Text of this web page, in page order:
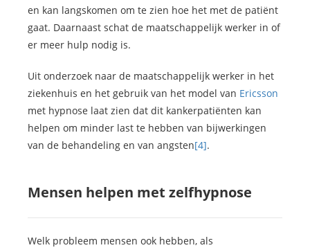
en kan langskomen om te zien hoe het met de patiënt
gaat. Daarnaast schat de maatschappelijk werker in of
er meer hulp nodig is.
Uit onderzoek naar de maatschappelijk werker in het
ziekenhuis en het gebruik van het model van Ericsson
met hypnose laat zien dat dit kankerpatiënten kan
helpen om minder last te hebben van bijwerkingen
van de behandeling en van angsten[4].
Mensen helpen met zelfhypnose
Welk probleem mensen ook hebben, als